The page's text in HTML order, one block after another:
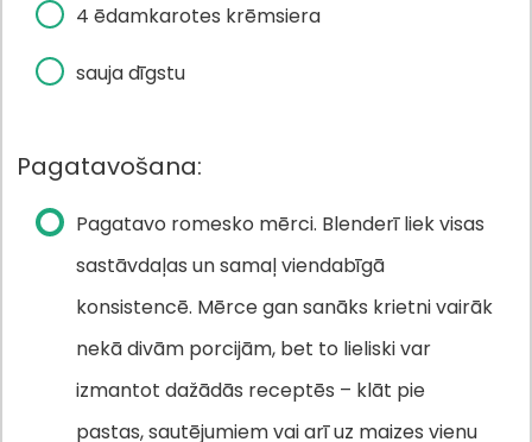
4 ēdamkarotes krēmsiera
sauja dīgstu
Pagatavošana:
Pagatavo romesko mērci. Blenderī liek visas
sastāvdaļas un samaļ viendabīgā
konsistencē. Mērce gan sanāks krietni vairāk
nekā divām porcijām, bet to lieliski var
izmantot dažādās receptēs – klāt pie
pastas, sautējumiem vai arī uz maizes vienu